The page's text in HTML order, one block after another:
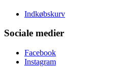
Indkøbskurv
Sociale medier
Facebook
Instagram